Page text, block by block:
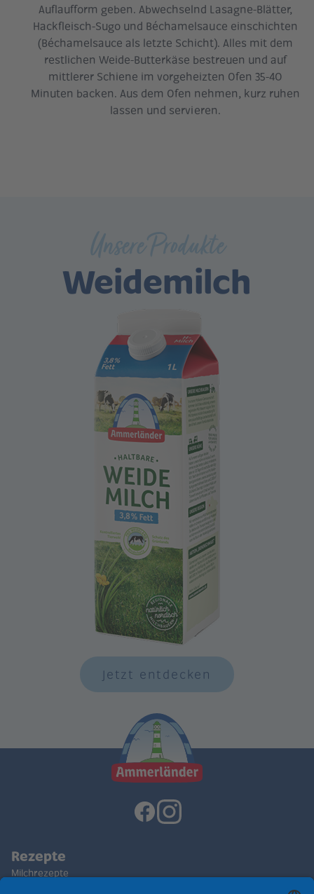
Auflaufform geben. Abwechselnd Lasagne-Blätter,
Hackfleisch-Sugo und Béchamelsauce einschichten
(Béchamelsauce als letzte Schicht). Alles mit dem
restlichen Weide-Butterkäse bestreuen und auf
mittlerer Schiene im vorgeheizten Ofen 35-40
Minuten backen. Aus dem Ofen nehmen, kurz ruhen
lassen und servieren.
Unsere Produkte
Weidemilch
Jetzt entdecken
Rezepte
Milchrezepte